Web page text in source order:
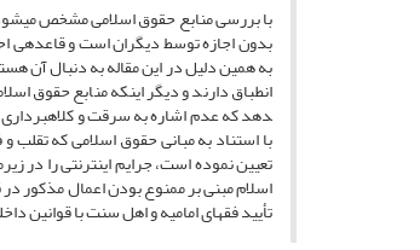
با بررسی منابع حقوق اسلامی مشخص
بدون اجازه توسط دیگران است و قاعده­ی
به همین دلیل در این مقاله به دنبال آن
دهد که عدم اشاره به سرقت و کلاهبرداری
با استناد به مبانی حقوق اسلامی که
تعیین نموده است، جرایم اینترنتی را در
اسلام مبنی بر ممنوع بودن اعمال مذکور
تأیید فقهای امامیه و اهل سنت با قوانین